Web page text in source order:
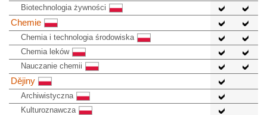
Biotechnologia żywności
Chemie
Chemia i technologia środowiska
Chemia leków
Nauczanie chemii
Dějiny
Archiwistyczna
Kulturoznawcza